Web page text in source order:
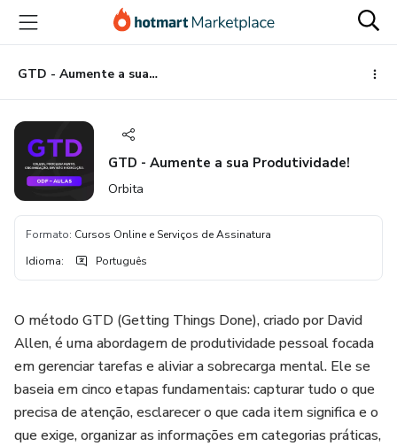
para
conteúdo
principal
para
pagamento
para
rodapé
GTD - Aumente a sua Produtividade!
GTD - Aumente a sua Produtividade!
Orbita
Formato: Cursos Online e Serviços de Assinatura
Idioma: Português
O método GTD (Getting Things Done), criado por David
Allen, é uma abordagem de produtividade pessoal focada
em gerenciar tarefas e aliviar a sobrecarga mental. Ele se
baseia em cinco etapas fundamentais: capturar tudo o que
precisa de atenção, esclarecer o que cada item significa e o
que exige, organizar as informações em categorias práticas,